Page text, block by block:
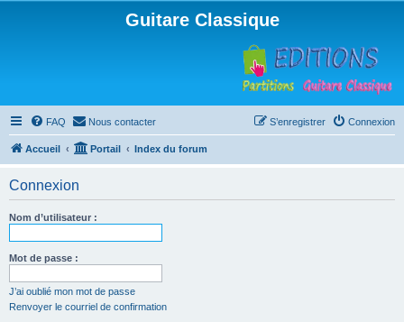
Guitare Classique
FAQ Nous contacter Connexion
S’enregistrer
Accueil Portail Index du forum
Connexion
Nom d’utilisateur :
Mot de passe :
J’ai oublié mon mot de passe
Renvoyer le courriel de confirmation